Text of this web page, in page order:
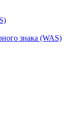
знака (WAS)